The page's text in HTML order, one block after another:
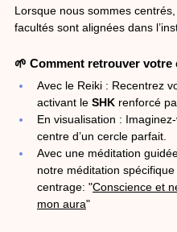
Lorsque nous sommes
facultés sont alignées dans
🌱 Comment retrouver votre
Avec le Reiki : Recentrez
activant le SHK renforcé
En visualisation :
centre d’un cercle parfait.
Avec une méditation
notre méditation
centrage: "Conscience et
mon aura"